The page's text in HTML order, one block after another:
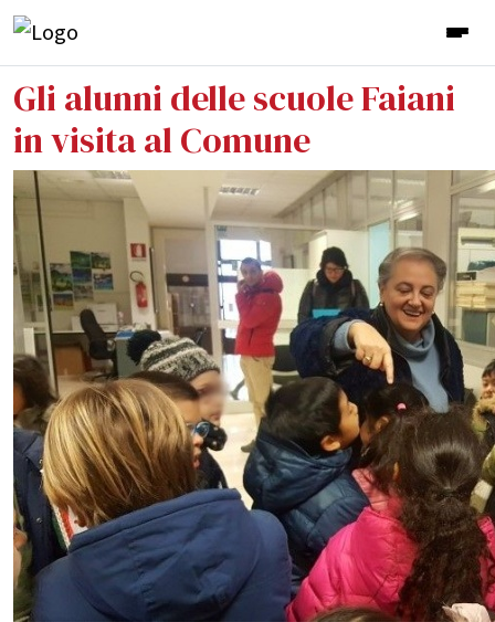
Gli alunni delle scuole Faiani
in visita al Comune